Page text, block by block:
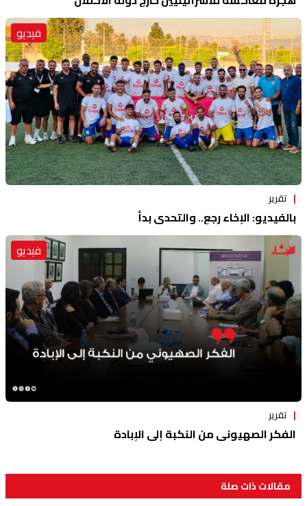
فيديو
تقرير
بالفيديو: الإخاء رجع.. والتحدي بدأ
فيديو
تقرير
الفكر الصهيوني من النكبة إلى الإبادة
مقالات ذات صلة